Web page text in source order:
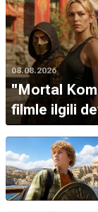
08.08.2026
''Mortal
filmle ilgili